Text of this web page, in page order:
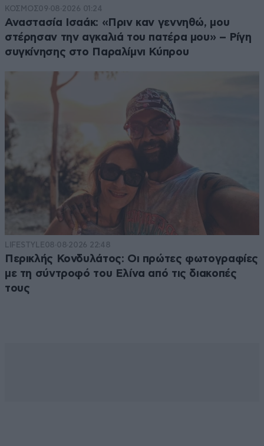
ΚΟΣΜΟΣ09·08·2026 01:24
Αναστασία Ισαάκ: «Πριν καν γεννηθώ, μου
στέρησαν την αγκαλιά του πατέρα μου» – Ρίγη
συγκίνησης στο Παραλίμνι Κύπρου
LIFESTYLE08·08·2026 22:48
Περικλής Κονδυλάτος: Οι πρώτες φωτογραφίες
με τη σύντροφό του Ελίνα από τις διακοπές
τους